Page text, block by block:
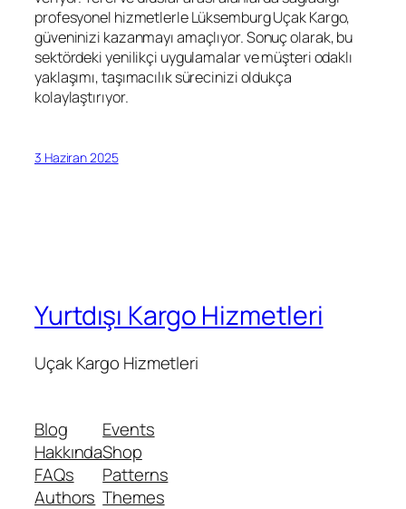
profesyonel hizmetlerle Lüksemburg Uçak Kargo,
güveninizi kazanmayı amaçlıyor. Sonuç olarak, bu
sektördeki yenilikçi uygulamalar ve müşteri odaklı
yaklaşımı, taşımacılık sürecinizi oldukça
kolaylaştırıyor.
3 Haziran 2025
Yurtdışı Kargo Hizmetleri
Uçak Kargo Hizmetleri
Blog
Hakkında
FAQs
Authors
Events
Shop
Patterns
Themes